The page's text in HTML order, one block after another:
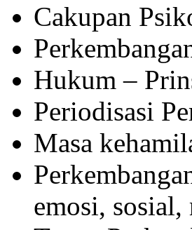
Cakupan
Hukum –
Periodisasi
Masa
emosi,